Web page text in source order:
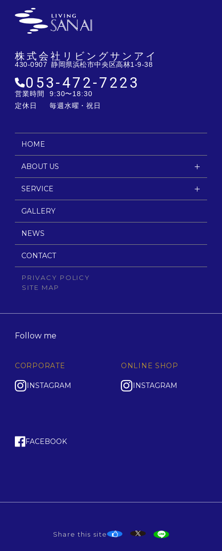
株式会社リビングサンアイ
430-0907 静岡県浜松市中央区高林1-9-38
053-472-7223
営業時間
9:30〜18:30
定休日
毎週水曜・祝日
HOME
ABOUT US
SERVICE
GALLERY
NEWS
CONTACT
PRIVACY POLICY
SITE MAP
Follow me
CORPORATE
INSTAGRAM
FACEBOOK
ONLINE SHOP
INSTAGRAM
Share this site